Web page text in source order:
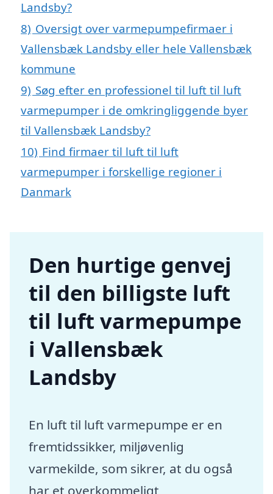
Landsby?
8) Oversigt over varmepumpefirmaer i
Vallensbæk Landsby eller hele Vallensbæk
kommune
9) Søg efter en professionel til luft til luft
varmepumper i de omkringliggende byer
til Vallensbæk Landsby?
10) Find firmaer til luft til luft
varmepumper i forskellige regioner i
Danmark
Den hurtige genvej
til den billigste luft
til luft varmepumpe
i Vallensbæk
Landsby
En luft til luft varmepumpe er en
fremtidssikker, miljøvenlig
varmekilde, som sikrer, at du også
har et overkommeligt